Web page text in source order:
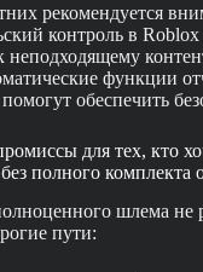
рекомендуется
контроль в
неподходящему
функции
обеспечить
для тех, кто
полного комплекта
шлема не
пути: